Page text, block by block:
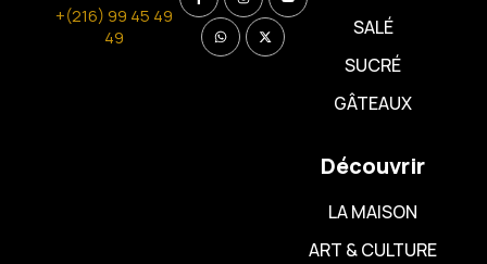
+(216) 99 45 49
49
SALÉ
SUCRÉ
GÂTEAUX
Découvrir
LA MAISON
ART & CULTURE